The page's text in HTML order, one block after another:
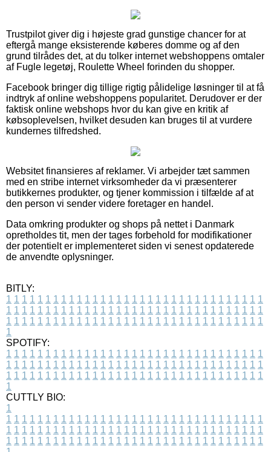
Trustpilot giver dig i højeste grad gunstige chancer for at
eftergå mange eksisterende køberes domme og af den
grund tilrådes det, at du tolker internet webshoppens omtaler
af Fugle legetøj, Roulette Wheel forinden du shopper.
Facebook bringer dig tillige rigtig pålidelige løsninger til at få
indtryk af online webshoppens popularitet. Derudover er der
faktisk online webshops hvor du kan give en kritik af
købsoplevelsen, hvilket desuden kan bruges til at vurdere
kundernes tilfredshed.
Websitet finansieres af reklamer. Vi arbejder tæt sammen
med en stribe internet virksomheder da vi præsenterer
butikkernes produkter, og tjener kommission i tilfælde af at
den person vi sender videre foretager en handel.
Data omkring produkter og shops på nettet i Danmark
opretholdes tit, men der tages forbehold for modifikationer
der potentielt er implementeret siden vi senest opdaterede
de anvendte oplysninger.
BITLY:
1 1 1 1 1 1 1 1 1 1 1 1 1 1 1 1 1 1 1 1 1 1 1 1 1 1 1 1 1 1 1 1 1
1 1 1 1 1 1 1 1 1 1 1 1 1 1 1 1 1 1 1 1 1 1 1 1 1 1 1 1 1 1 1 1 1
1 1 1 1 1 1 1 1 1 1 1 1 1 1 1 1 1 1 1 1 1 1 1 1 1 1 1 1 1 1 1 1 1
1
SPOTIFY:
1 1 1 1 1 1 1 1 1 1 1 1 1 1 1 1 1 1 1 1 1 1 1 1 1 1 1 1 1 1 1 1 1
1 1 1 1 1 1 1 1 1 1 1 1 1 1 1 1 1 1 1 1 1 1 1 1 1 1 1 1 1 1 1 1 1
1 1 1 1 1 1 1 1 1 1 1 1 1 1 1 1 1 1 1 1 1 1 1 1 1 1 1 1 1 1 1 1 1
1
CUTTLY BIO:
1
1 1 1 1 1 1 1 1 1 1 1 1 1 1 1 1 1 1 1 1 1 1 1 1 1 1 1 1 1 1 1 1 1
1 1 1 1 1 1 1 1 1 1 1 1 1 1 1 1 1 1 1 1 1 1 1 1 1 1 1 1 1 1 1 1 1
1 1 1 1 1 1 1 1 1 1 1 1 1 1 1 1 1 1 1 1 1 1 1 1 1 1 1 1 1 1 1 1 1